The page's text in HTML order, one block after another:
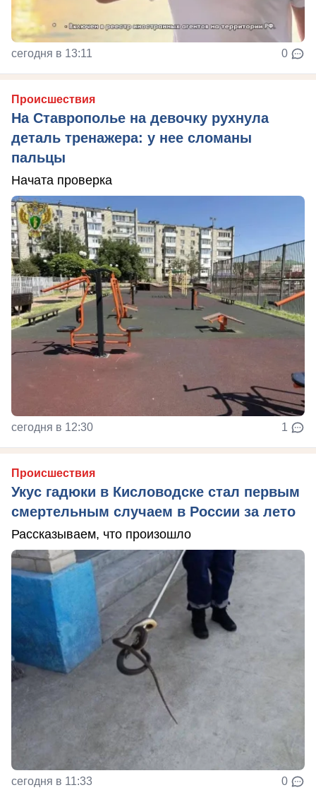
сегодня в 13:11 0
Происшествия
На Ставрополье на девочку рухнула
деталь тренажера: у нее сломаны
пальцы
Начата проверка
сегодня в 12:30 1
Происшествия
Укус гадюки в Кисловодске стал первым
смертельным случаем в России за лето
Рассказываем, что произошло
сегодня в 11:33 0